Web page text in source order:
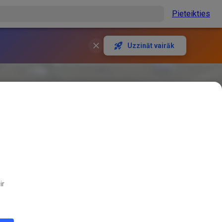
Pieteikties
Uzzināt vairāk